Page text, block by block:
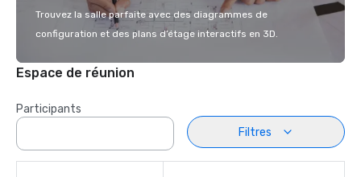
Trouvez la salle parfaite avec des diagrammes de
configuration et des plans d’étage interactifs en 3D.
Espace de réunion
Participants
Filtres